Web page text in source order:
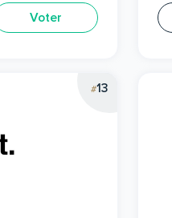
Voter
#13